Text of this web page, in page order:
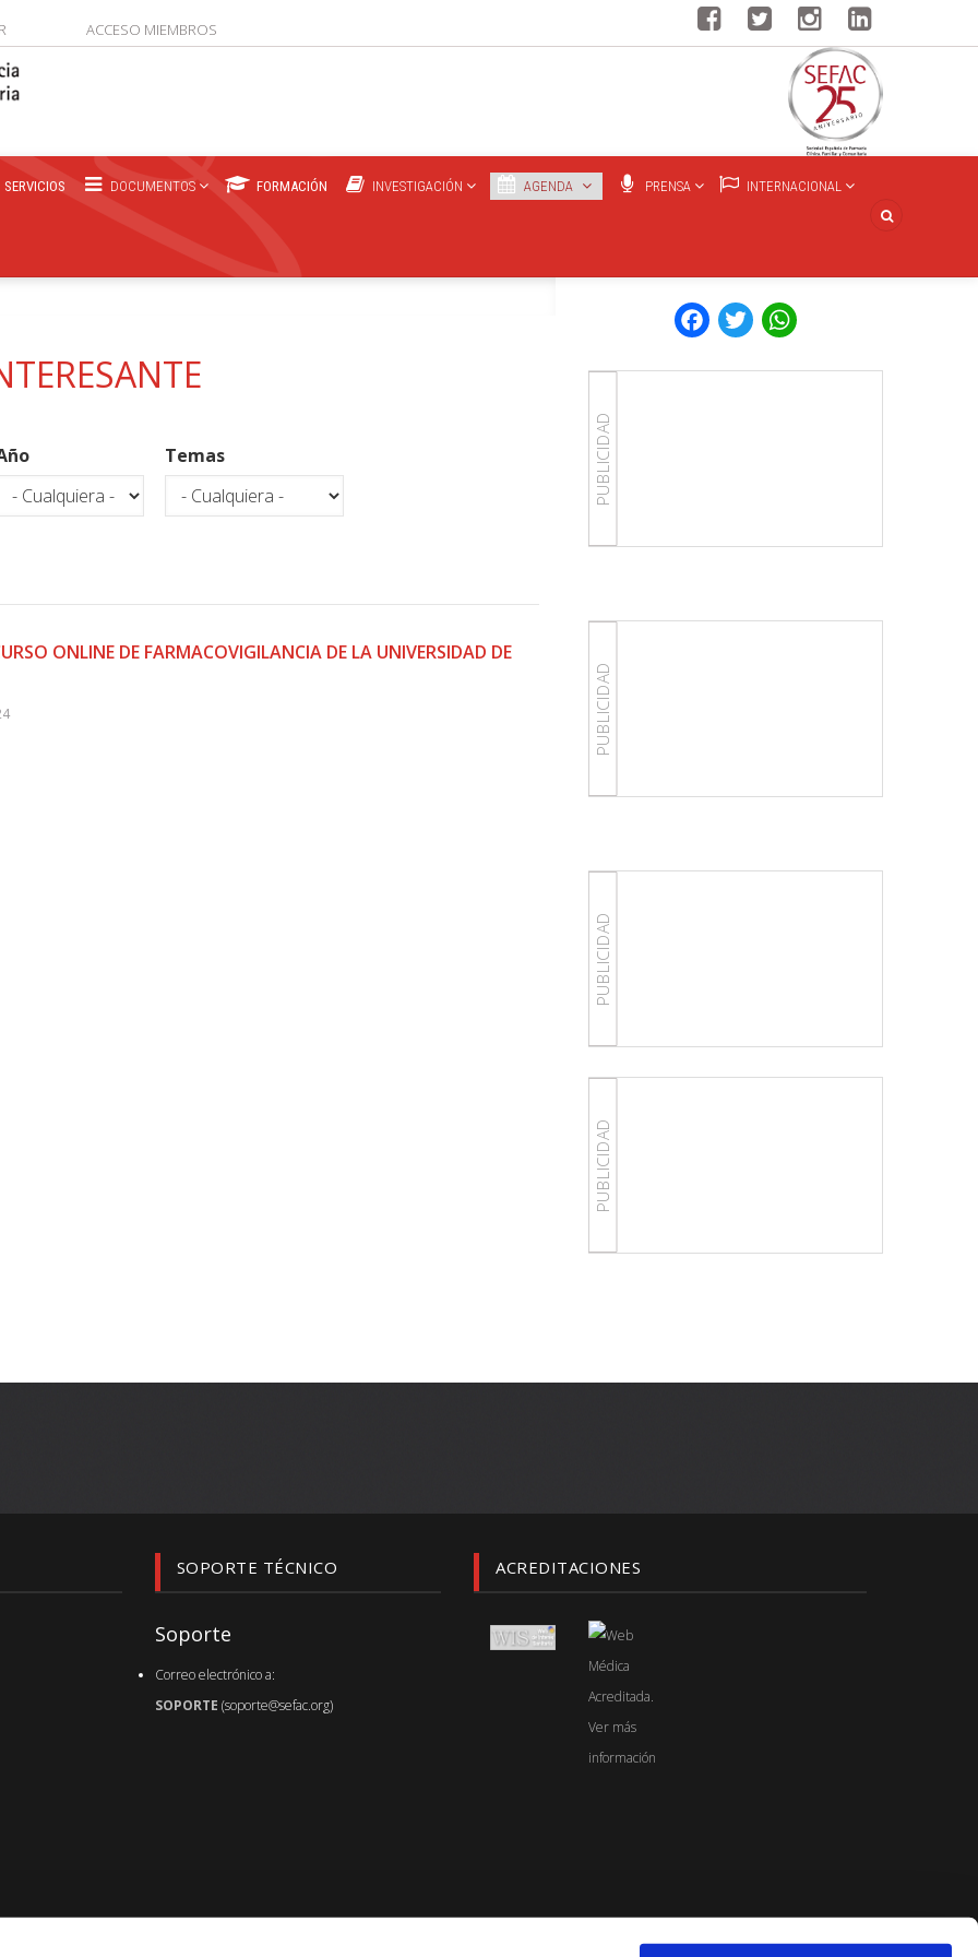
ACCESO MIEMBROS
SERVICIOS DOCUMENTOS FORMACIÓN INVESTIGACIÓN AGENDA PRENSA INTERNACIONAL
Facebook
Twitter
Temas
ONLINE DE FARMACOVIGILANCIA DE LA UNIVERSIDAD DE
PUBLICIDAD
PUBLICIDAD
PUBLICIDAD
PUBLICIDAD
SOPORTE TÉCNICO
Soporte
Correo electrónico a:
SOPORTE (soporte@sefac.org)
ACREDITACIONES